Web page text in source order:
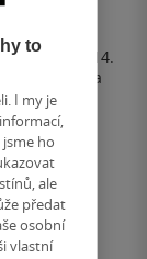
7. 1914 do 14.
ze srbské a
to
I my je
ho
ale
předat
osobní
vlastní